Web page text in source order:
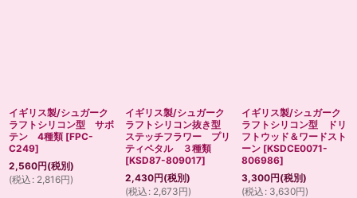
イギリス製/シュガーク
ラフトシリコン型 サボ
テン 4種類 [FPC-
C249]
2,560円(税別)
(税込 : 2,816円)
イギリス製/シュガーク
ラフトシリコン抜き型
ステッチフラワー プリ
ティペタル ３種類
[KSD87-809017]
2,430円(税別)
(税込 : 2,673円)
イギリス製/シュガーク
ラフトシリコン型 ドリ
フトウッド＆ワードスト
ーン [KSDCE0071-
806986]
3,300円(税別)
(税込 : 3,630円)